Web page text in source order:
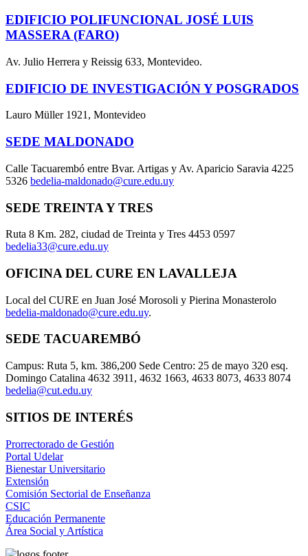
EDIFICIO POLIFUNCIONAL JOSÉ LUIS
MASSERA (FARO)
Av. Julio Herrera y Reissig 633, Montevideo.
EDIFICIO DE INVESTIGACIÓN Y POSGRADOS
Lauro Müller 1921, Montevideo
SEDE MALDONADO
Calle Tacuarembó entre Bvar. Artigas y Av. Aparicio Saravia 4225
5326 bedelia-maldonado@cure.edu.uy
SEDE TREINTA Y TRES
Ruta 8 Km. 282, ciudad de Treinta y Tres 4453 0597
bedelia33@cure.edu.uy
OFICINA DEL CURE EN LAVALLEJA
Local del CURE en Juan José Morosoli y Pierina Monasterolo
bedelia-maldonado@cure.edu.uy.
SEDE TACUAREMBÓ
Campus: Ruta 5, km. 386,200 Sede Centro: 25 de mayo 320 esq.
Domingo Catalina 4632 3911, 4632 1663, 4633 8073, 4633 8074
bedelia@cut.edu.uy
SITIOS DE INTERÉS
Prorrectorado de Gestión
Portal Udelar
Bienestar Universitario
Extensión
Comisión Sectorial de Enseñanza
CSIC
Educación Permanente
Área Social y Artística